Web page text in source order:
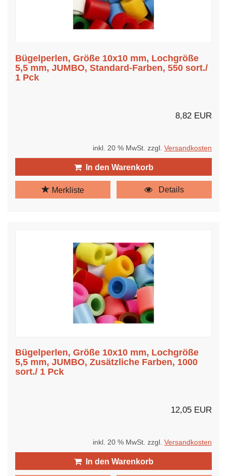
Bügelperlen, Größe 10x10 mm, Lochgröße
5,5 mm, JUMBO, Standard-Farben, 550 sort./
1 Pck
8,82 EUR
inkl. 20 % MwSt. zzgl. Versandkosten
In den Warenkorb
Merkliste Details
Bügelperlen, Größe 10x10 mm, Lochgröße
5,5 mm, JUMBO, Zusätzliche Farben, 1000
sort./ 1 Pck
12,05 EUR
inkl. 20 % MwSt. zzgl. Versandkosten
In den Warenkorb